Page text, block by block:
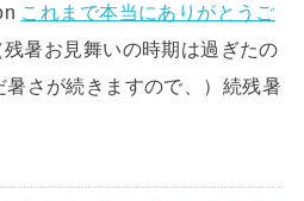
これまで本当にありがとうご
残暑お見舞いの時期は過ぎたの
暑さが続きますので、）続残暑